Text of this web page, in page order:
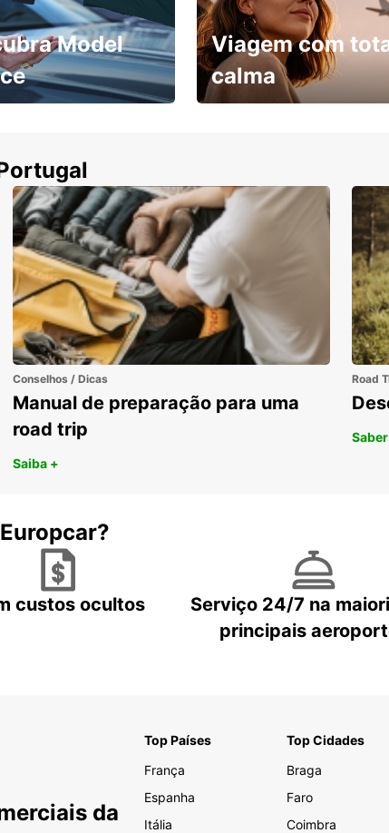
Model
Viagem com
calma
Conselhos / Dicas
Manual de preparação para uma
road trip
Saiba +
Road
custos ocultos
Serviço 24/7 na
principais
da
Top Países
França
Espanha
Itália
Top Cidades
Braga
Faro
Coimbra